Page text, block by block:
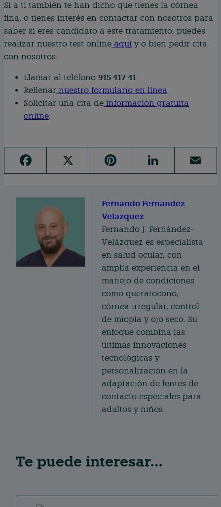
Si a ti también te han dicho que tienes la córnea
fina, o tienes interés en contactar con nosotros para
saber si eres candidato a este tratamiento, puedes
realizar nuestro test online aquí y o bien pedir cita
con nosotros:
Llamar al teléfono 915 417 41
Rellenar nuestro formulario en línea
Solicitar una cita de información gratuita
online.
F
a
o
k
X
Pi
n
re
st
Li
n
e
d
I
n
E
m
Fernando Fernandez-
Velazquez
Fernando J. Fernández-
Velázquez es especialista
en salud ocular, con
amplia experiencia en el
manejo de condiciones
como queratocono,
córnea irregular, control
de miopía y ojo seco. Su
enfoque combina las
últimas innovaciones
tecnológicas y
personalización en la
adaptación de lentes de
contacto especiales para
adultos y niños.
Te puede interesar…